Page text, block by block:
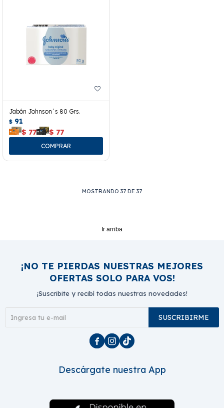
Jabón Johnson´s 80 Grs.
$ 91
$ 77 $ 77
MOSTRANDO 37 DE 37
Ir arriba
¡NO TE PIERDAS NUESTRAS MEJORES
OFERTAS SOLO PARA VOS!
¡Suscribite y recibí todas nuestras novedades!
SUSCRIBIRME
  
Descárgate nuestra App